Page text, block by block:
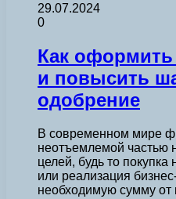
29.07.2024
0
Как оформить
и повысить
одобрение
В современном мире
неотъемлемой частью
целей, будь то
или реализация
необходимую сумму от